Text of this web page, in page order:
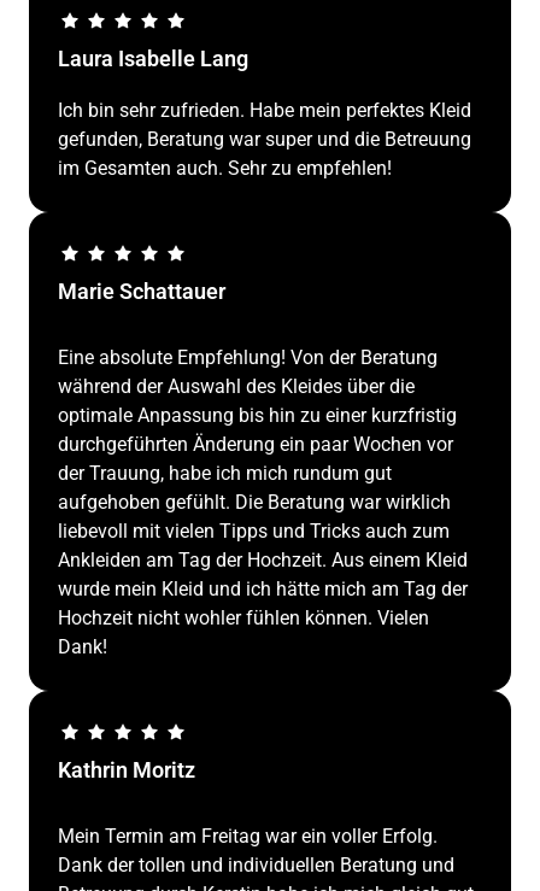
Laura Isabelle Lang
Ich bin sehr zufrieden. Habe mein perfektes Kleid
gefunden, Beratung war super und die Betreuung
im Gesamten auch. Sehr zu empfehlen!
Marie Schattauer
Eine absolute Empfehlung! Von der Beratung
während der Auswahl des Kleides über die
optimale Anpassung bis hin zu einer kurzfristig
durchgeführten Änderung ein paar Wochen vor
der Trauung, habe ich mich rundum gut
aufgehoben gefühlt. Die Beratung war wirklich
liebevoll mit vielen Tipps und Tricks auch zum
Ankleiden am Tag der Hochzeit. Aus einem Kleid
wurde mein Kleid und ich hätte mich am Tag der
Hochzeit nicht wohler fühlen können. Vielen
Dank!
Kathrin Moritz
Mein Termin am Freitag war ein voller Erfolg.
Dank der tollen und individuellen Beratung und